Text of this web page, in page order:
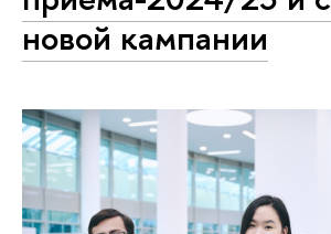
новой кампании